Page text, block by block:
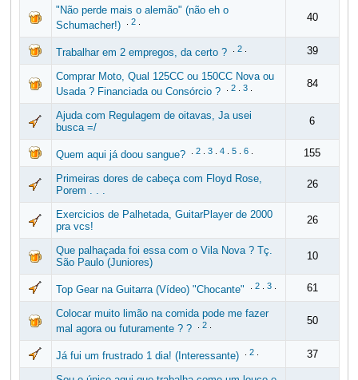
"Não perde mais o alemão" (não eh o
Schumacher!)
2. 40
Trabalhar em 2 empregos, da certo ? 2. 39
Comprar Moto, Qual 125CC ou 150CC Nova ou
Usada ? Financiada ou Consórcio ?
2. 3. 84
Ajuda com Regulagem de oitavas, Ja usei
busca =/
6
Quem aqui já doou sangue? 2. 3. 4. 5. 6. 155
Primeiras dores de cabeça com Floyd Rose,
Porem . . .
26
Exercicios de Palhetada, GuitarPlayer de 2000
pra vcs!
26
Que palhaçada foi essa com o Vila Nova ? Tç.
São Paulo (Juniores)
10
Top Gear na Guitarra (Vídeo) "Chocante" 2. 3. 61
Colocar muito limão na comida pode me fazer
mal agora ou futuramente ? ?
2. 50
Já fui um frustrado 1 dia! (Interessante) 2. 37